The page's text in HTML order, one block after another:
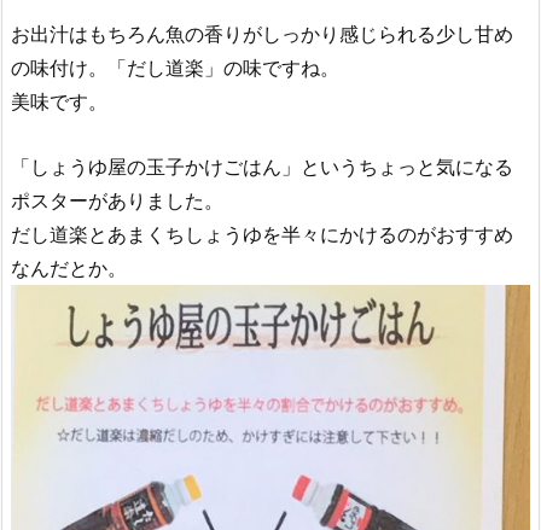
お出汁はもちろん魚の香りがしっかり感じられる少し甘め
の味付け。「だし道楽」の味ですね。
美味です。
「しょうゆ屋の玉子かけごはん」というちょっと気になる
ポスターがありました。
だし道楽とあまくちしょうゆを半々にかけるのがおすすめ
なんだとか。